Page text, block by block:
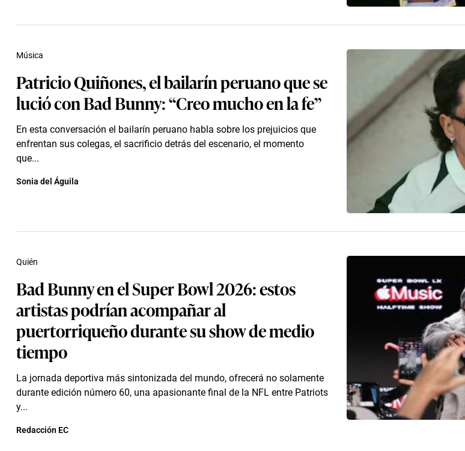
Patricio Quiñones, el bailarín peruano que se
lució con Bad Bunny: “Creo mucho en la fe”
En esta conversación el bailarín peruano habla sobre los prejuicios que
enfrentan sus colegas, el sacrificio detrás del escenario, el momento
que...
Música
Sonia del Águila
Bad Bunny en el Super Bowl 2026: estos
artistas podrían acompañar al
puertorriqueño durante su show de medio
tiempo
La jornada deportiva más sintonizada del mundo, ofrecerá no solamente
durante edición número 60, una apasionante final de la NFL entre Patriots
y...
Quién
Redacción EC